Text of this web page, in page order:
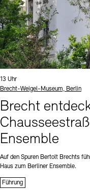
Uhrzeit:
13 Uhr
Standort
Brecht-Weigel-Museum, Berlin
Brecht
Ensemble
Auf den Spuren Bertolt Brechts
Haus zum Berliner Ensemble.
Führung